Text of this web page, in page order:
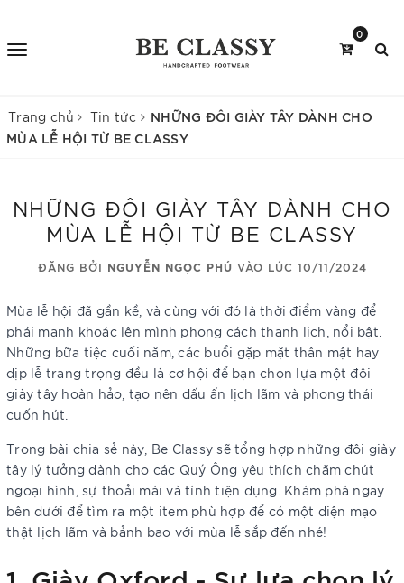
0
Trang chủ Tin tức
NHỮNG ĐÔI GIÀY TÂY DÀNH CHO
MÙA LỄ HỘI TỪ BE CLASSY
NHỮNG ĐÔI GIÀY TÂY DÀNH CHO
MÙA LỄ HỘI TỪ BE CLASSY
ĐĂNG BỞI NGUYỄN NGỌC PHÚ VÀO LÚC 10/11/2024
Mùa lễ hội đã gần kề, và cùng với đó là thời điểm vàng để
phái mạnh khoác lên mình phong cách thanh lịch, nổi bật.
Những bữa tiệc cuối năm, các buổi gặp mặt thân mật hay
dịp lễ trang trọng đều là cơ hội để bạn chọn lựa một đôi
giày tây hoàn hảo, tạo nên dấu ấn lịch lãm và phong thái
cuốn hút.
Trong bài chia sẻ này, Be Classy sẽ tổng hợp những đôi giày
tây lý tưởng dành cho các Quý Ông yêu thích chăm chút
ngoại hình, sự thoải mái và tính tiện dụng. Khám phá ngay
bên dưới để tìm ra một item phù hợp để có một diện mạo
thật lịch lãm và bảnh bao với mùa lễ sắp đến nhé!